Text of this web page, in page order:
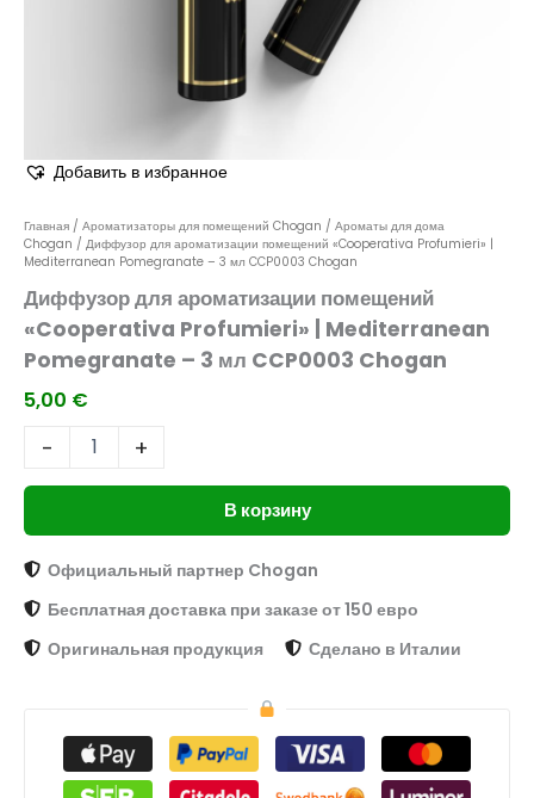
Добавить в избранное
Главная / Ароматизаторы для помещений Chogan / Ароматы для дома
Chogan / Диффузор для ароматизации помещений «Cooperativa Profumieri» |
Mediterranean Pomegranate – 3 мл CCP0003 Chogan
Диффузор для ароматизации помещений
«Cooperativa Profumieri» | Mediterranean
Pomegranate – 3 мл CCP0003 Chogan
5,00 €
- +
В корзину
Официальный партнер Chogan
Бесплатная доставка при заказе от 150 евро
Оригинальная продукция
Сделано в Италии